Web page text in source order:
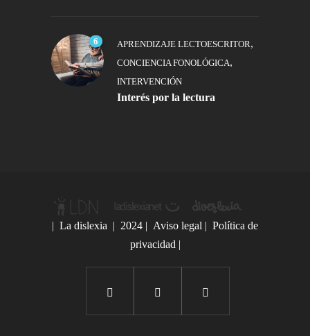
6 APRENDIZAJE LECTOESCRITOR,
CONCIENCIA FONOLÓGICA,
INTERVENCIÓN
Interés por la lectura
| La dislexia | 2024 | Aviso legal | Política de
privacidad |